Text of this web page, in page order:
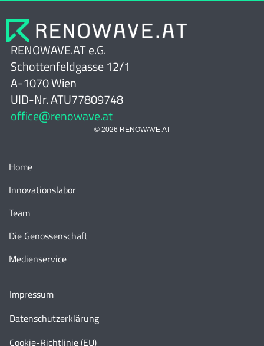
RENOWAVE.AT e.G.
Schottenfeldgasse 12/1
A-1070 Wien
UID-Nr. ATU77809748
office@renowave.at
© 2026 RENOWAVE.AT
Home
Innovationslabor
Team
Die Genossenschaft
Medienservice
Impressum
Datenschutzerklärung
Cookie-Richtlinie (EU)